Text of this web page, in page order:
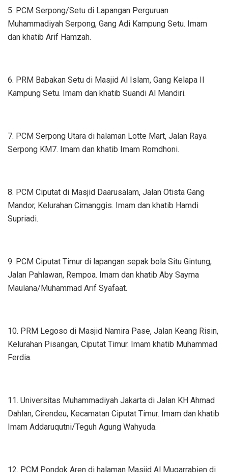
5. PCM Serpong/Setu di Lapangan Perguruan
Muhammadiyah Serpong, Gang Adi Kampung Setu. Imam
dan khatib Arif Hamzah.
6. PRM Babakan Setu di Masjid Al Islam, Gang Kelapa II
Kampung Setu. Imam dan khatib Suandi Al Mandiri.
7. PCM Serpong Utara di halaman Lotte Mart, Jalan Raya
Serpong KM7. Imam dan khatib Imam Romdhoni.
8. PCM Ciputat di Masjid Daarusalam, Jalan Otista Gang
Mandor, Kelurahan Cimanggis. Imam dan khatib Hamdi
Supriadi.
9. PCM Ciputat Timur di lapangan sepak bola Situ Gintung,
Jalan Pahlawan, Rempoa. Imam dan khatib Aby Sayma
Maulana/Muhammad Arif Syafaat.
10. PRM Legoso di Masjid Namira Pase, Jalan Keang Risin,
Kelurahan Pisangan, Ciputat Timur. Imam khatib Muhammad
Ferdia.
11. Universitas Muhammadiyah Jakarta di Jalan KH Ahmad
Dahlan, Cirendeu, Kecamatan Ciputat Timur. Imam dan khatib
Imam Addaruqutni/Teguh Agung Wahyuda.
12. PCM Pondok Aren di halaman Masjid Al Muqarrabien di